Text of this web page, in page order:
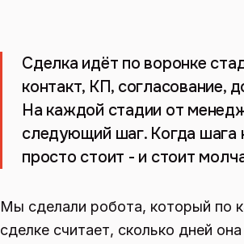
Сделка идёт по воронке
контакт, КП, согласование,
На каждой стадии от
следующий шаг. Когда шага
просто стоит - и стоит
Мы сделали робота, который по
сделке считает, сколько дней